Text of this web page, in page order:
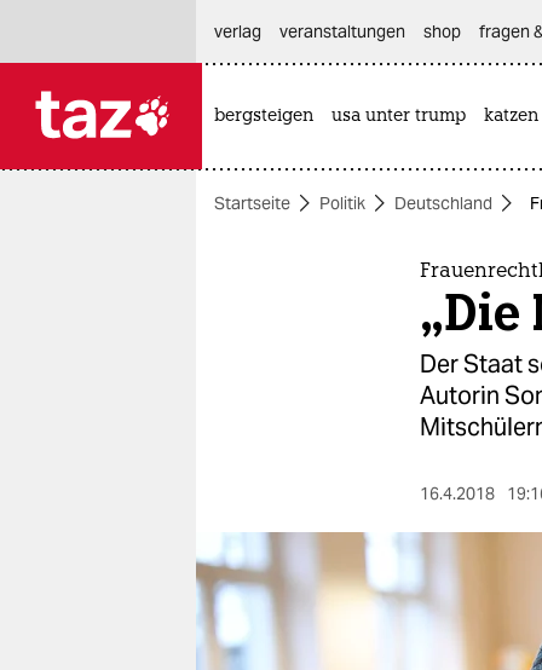
themen
berlin
nord
wahrheit
verlag
veranstaltungen shop fragen
bergsteigen usa unter trump katzen
Startseite Politik Deutschland
„Die
Der Staat
Autorin
16.4.2018